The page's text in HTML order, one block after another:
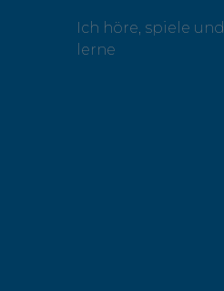
Ich höre, spiele und
lerne